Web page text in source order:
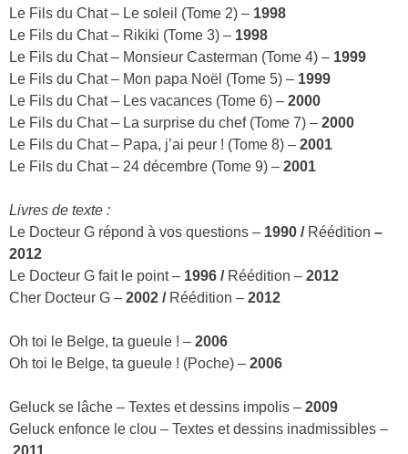
Le Fils du Chat – Le soleil (Tome 2) – 1998
Le Fils du Chat – Rikiki (Tome 3) – 1998
Le Fils du Chat – Monsieur Casterman (Tome 4) – 1999
Le Fils du Chat – Mon papa Noël (Tome 5) – 1999
Le Fils du Chat – Les vacances (Tome 6) – 2000
Le Fils du Chat – La surprise du chef (Tome 7) – 2000
Le Fils du Chat – Papa, j’ai peur ! (Tome 8) – 2001
Le Fils du Chat – 24 décembre (Tome 9) – 2001
Livres de texte :
Le Docteur G répond à vos questions – 1990 / Réédition –
2012
Le Docteur G fait le point – 1996 / Réédition – 2012
Cher Docteur G – 2002 / Réédition – 2012
Oh toi le Belge, ta gueule ! – 2006
Oh toi le Belge, ta gueule ! (Poche) – 2006
Geluck se lâche – Textes et dessins impolis – 2009
Geluck enfonce le clou – Textes et dessins inadmissibles –
2011